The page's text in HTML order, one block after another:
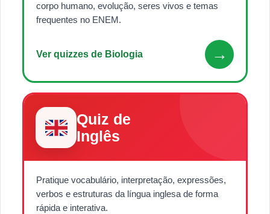
corpo humano, evolução, seres vivos e temas
frequentes no ENEM.
Ver quizzes de Biologia →
Quiz de
Inglês
Pratique vocabulário, interpretação, expressões,
verbos e estruturas da língua inglesa de forma
rápida e interativa.